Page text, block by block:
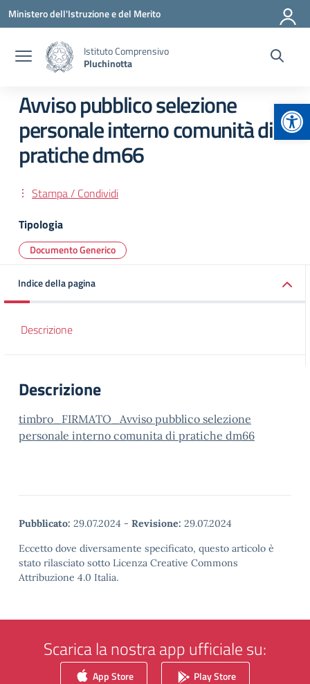
Vai ai contenuti
Vai al menu di navigazione
Vai al footer
Ministero dell'Istruzione e del Merito
Istituto Comprensivo
Pluchinotta
Avviso pubblico selezione
personale interno comunità di
pratiche dm66
Stampa / Condividi
Tipologia
Documento Generico
Indice della pagina
Descrizione
Descrizione
timbro_FIRMATO_Avviso pubblico selezione
personale interno comunita di pratiche dm66
Pubblicato: 29.07.2024 - Revisione: 29.07.2024
Eccetto dove diversamente specificato, questo articolo è
stato rilasciato sotto Licenza Creative Commons
Attribuzione 4.0 Italia.
Scarica la nostra app ufficiale su:
App Store Play Store